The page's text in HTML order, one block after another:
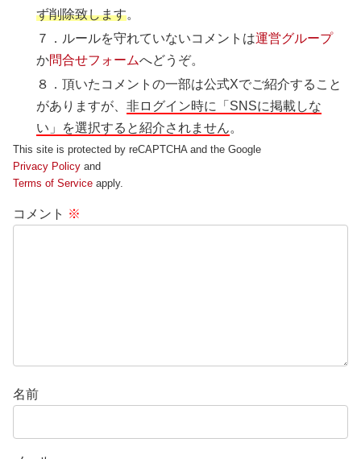
ず削除致します。
７．ルールを守れていないコメントは運営グループ
か問合せフォームへどうぞ。
８．頂いたコメントの一部は公式Xでご紹介すること
がありますが、非ログイン時に「SNSに掲載しな
い」を選択すると紹介されません。
This site is protected by reCAPTCHA and the Google
Privacy Policy and
Terms of Service apply.
コメント ※
名前